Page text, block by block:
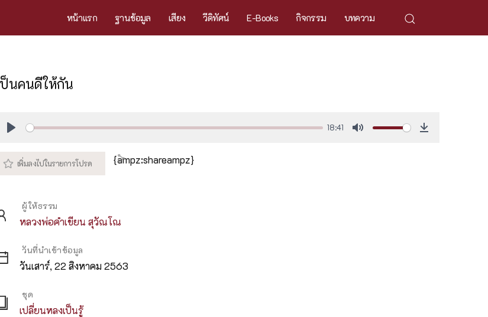
หน้าแรก ฐานข้อมูล เสียง วีดิทัศน์ E-Books กิจกรรม บทความ
ป็นคนดีให้กัน
18:41
{ampz:shareampz}
ผู้ให้ธรรม
หลวงพ่อคำเขียน สุวัณโณ
วันที่นำเข้าข้อมูล
วันเสาร์, 22 สิงหาคม 2563
ชุด
เปลี่ยนหลงเป็นรู้